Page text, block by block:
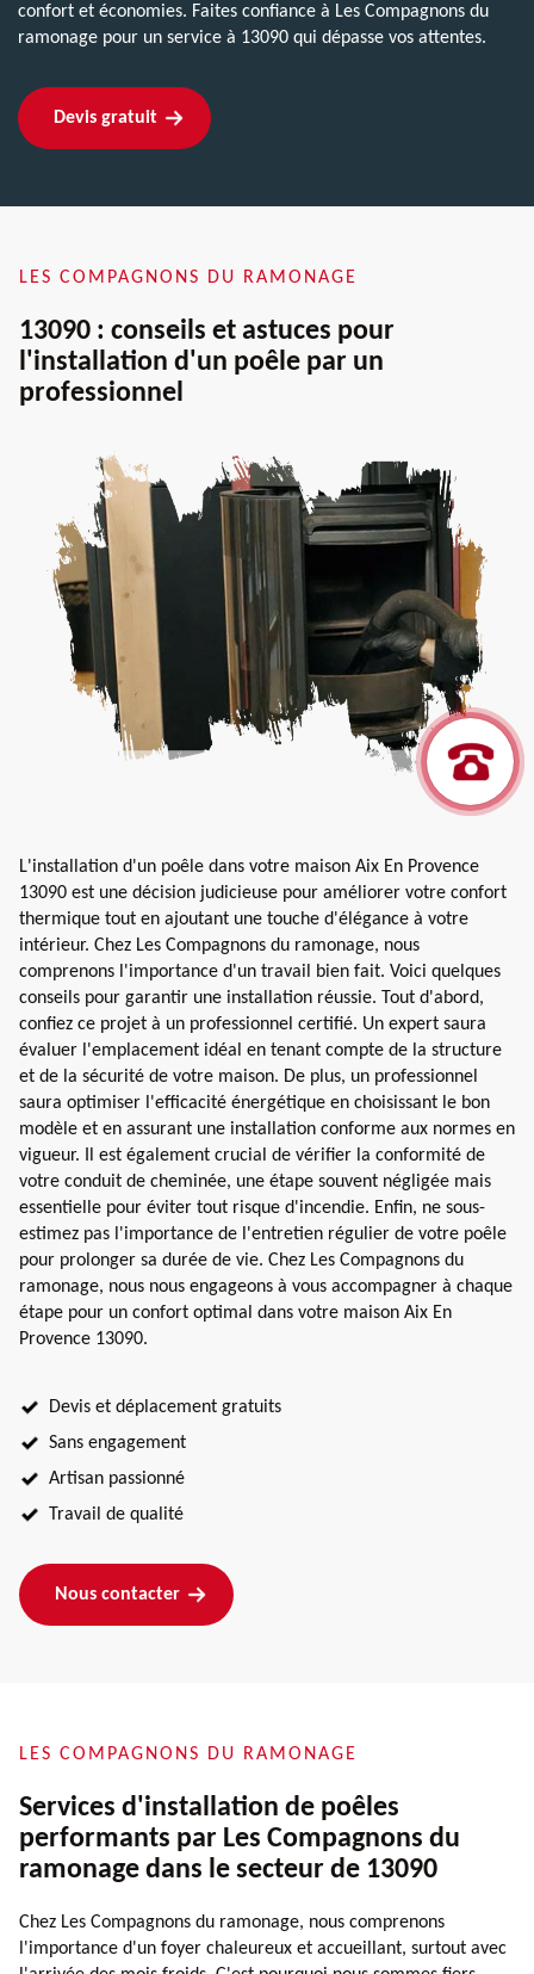
confort et économies. Faites confiance à Les Compagnons du
ramonage pour un service à 13090 qui dépasse vos attentes.
Devis gratuit
LES COMPAGNONS DU RAMONAGE
13090 : conseils et astuces pour
l'installation d'un poêle par un
professionnel
L'installation d'un poêle dans votre maison Aix En Provence
13090 est une décision judicieuse pour améliorer votre confort
thermique tout en ajoutant une touche d'élégance à votre
intérieur. Chez Les Compagnons du ramonage, nous
comprenons l'importance d'un travail bien fait. Voici quelques
conseils pour garantir une installation réussie. Tout d'abord,
confiez ce projet à un professionnel certifié. Un expert saura
évaluer l'emplacement idéal en tenant compte de la structure
et de la sécurité de votre maison. De plus, un professionnel
saura optimiser l'efficacité énergétique en choisissant le bon
modèle et en assurant une installation conforme aux normes en
vigueur. Il est également crucial de vérifier la conformité de
votre conduit de cheminée, une étape souvent négligée mais
essentielle pour éviter tout risque d'incendie. Enfin, ne sous-
estimez pas l'importance de l'entretien régulier de votre poêle
pour prolonger sa durée de vie. Chez Les Compagnons du
ramonage, nous nous engageons à vous accompagner à chaque
étape pour un confort optimal dans votre maison Aix En
Provence 13090.
Devis et déplacement gratuits
Sans engagement
Artisan passionné
Travail de qualité
Nous contacter
LES COMPAGNONS DU RAMONAGE
Services d'installation de poêles
performants par Les Compagnons du
ramonage dans le secteur de 13090
Chez Les Compagnons du ramonage, nous comprenons
l'importance d'un foyer chaleureux et accueillant, surtout avec